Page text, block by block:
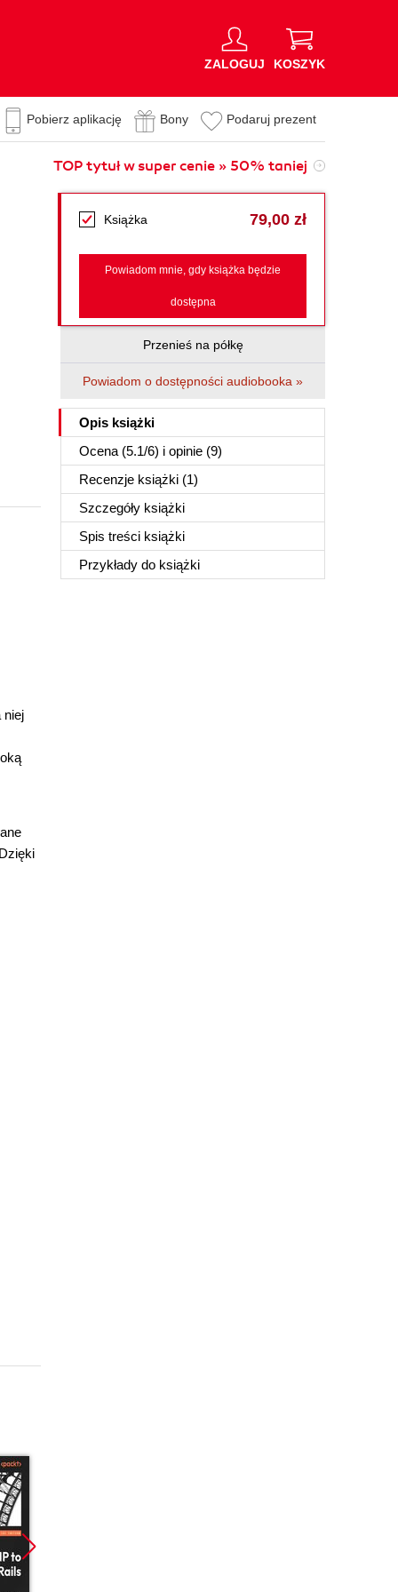
ZALOGUJ KOSZYK
Pobierz aplikację Bony Podaruj prezent
TOP tytuł w super cenie » 50% taniej
Książka 79,00 zł
Powiadom mnie, gdy książka będzie
dostępna
Przenieś na półkę
Powiadom o dostępności audiobooka »
Opis książki
Ocena (5.1/6) i opinie (9)
Recenzje książki (1)
Szczegóły książki
Spis treści książki
Przykłady do książki
niej